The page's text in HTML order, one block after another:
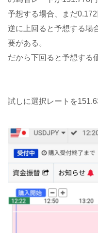
予想する場合、まだ0.172
逆に上回ると予想する場
要がある。
だから下回ると予想する
試しに選択レートを